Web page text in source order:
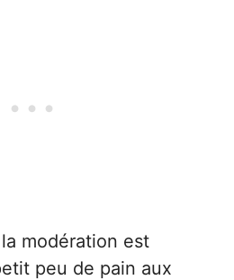
modération est
peu de pain aux